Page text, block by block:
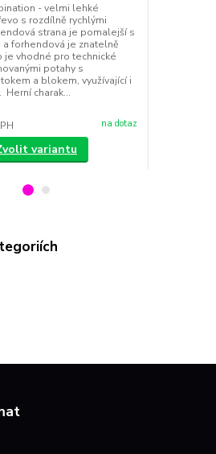
- velmi lehké
s rozdílně rychlými
strana je pomalejší s
a forhendová je znatelně
je vhodné pro technické
potahy s
a blokem, využívající i
Herní charak...
na dotaz
variantu